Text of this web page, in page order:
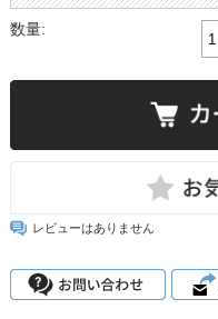
数量:
レビューはありません